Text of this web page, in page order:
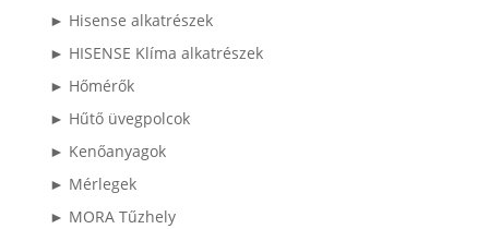
► Hisense alkatrészek
► HISENSE Klíma alkatrészek
► Hőmérők
► Hűtő üvegpolcok
► Kenőanyagok
► Mérlegek
► MORA Tűzhely